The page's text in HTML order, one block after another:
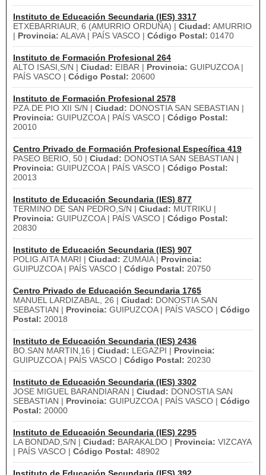
Instituto de Educación Secundaria (IES) 3317
ETXEBARRIAUR, 6 (AMURRIO ORDUÑA) | Ciudad: AMURRIO
| Provincia: ALAVA | PAÍS VASCO | Código Postal: 01470
Instituto de Formación Profesional 264
ALTO ISASI,S/N | Ciudad: EIBAR | Provincia: GUIPUZCOA |
PAÍS VASCO | Código Postal: 20600
Instituto de Formación Profesional 2578
PZA.DE PIO XII S/N | Ciudad: DONOSTIA SAN SEBASTIAN |
Provincia: GUIPUZCOA | PAÍS VASCO | Código Postal:
20010
Centro Privado de Formación Profesional Específica 419
PASEO BERIO, 50 | Ciudad: DONOSTIA SAN SEBASTIAN |
Provincia: GUIPUZCOA | PAÍS VASCO | Código Postal:
20013
Instituto de Educación Secundaria (IES) 877
TERMINO DE SAN PEDRO,S/N | Ciudad: MUTRIKU |
Provincia: GUIPUZCOA | PAÍS VASCO | Código Postal:
20830
Instituto de Educación Secundaria (IES) 907
POLIG.AITA MARI | Ciudad: ZUMAIA | Provincia:
GUIPUZCOA | PAÍS VASCO | Código Postal: 20750
Centro Privado de Educación Secundaria 1765
MANUEL LARDIZABAL, 26 | Ciudad: DONOSTIA SAN
SEBASTIAN | Provincia: GUIPUZCOA | PAÍS VASCO | Código
Postal: 20018
Instituto de Educación Secundaria (IES) 2436
BO.SAN MARTIN,16 | Ciudad: LEGAZPI | Provincia:
GUIPUZCOA | PAÍS VASCO | Código Postal: 20230
Instituto de Educación Secundaria (IES) 3302
JOSE MIGUEL BARANDIARAN | Ciudad: DONOSTIA SAN
SEBASTIAN | Provincia: GUIPUZCOA | PAÍS VASCO | Código
Postal: 20000
Instituto de Educación Secundaria (IES) 2295
LA BONDAD,S/N | Ciudad: BARAKALDO | Provincia: VIZCAYA
| PAÍS VASCO | Código Postal: 48902